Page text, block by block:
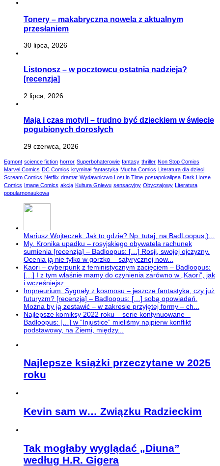
Tonery – makabryczna nowela z aktualnym
przesłaniem
30 lipca, 2026
Listonosz – w pocztowcu ostatnia nadzieja?
[recenzja]
2 lipca, 2026
Maja i czas motyli – trudno być dzieckiem w świecie
pogubionych dorosłych
29 czerwca, 2026
Egmont science fiction horror Superbohaterowie fantasy thriller Non Stop Comics
Marvel Comics DC Comics kryminał fantastyka Mucha Comics Literatura dla dzieci
Scream Comics Netflix dramat Wydawnictwo Lost in Time postapokalipsa Dark Horse
Comics Image Comics akcja Kultura Gniewu sensacyjny Obyczajowy Literatura
popularnonaukowa
Mariusz Wojteczek: Jak to gdzie? Np. tutaj, na BadLoopus;)...
My. Kronika upadku – rosyjskiego obywatela rachunek
sumienia [recenzja] – Badloopus: […] Rosji, swojej ojczyzny.
Ocenia ją nie tylko w gorzko – satyrycznej now...
Kaori – cyberpunk z feministycznym zacięciem – Badloopus:
[…] I z tym właśnie mamy do czynienia zarówno w „Kaori”, jak
i wcześniejsz...
Impneurium. Sygnały z kosmosu – jeszcze fantastyka, czy już
futuryzm? [recenzja] – Badloopus: […] sobą opowiadań.
Można by ją zestawić – w zakresie przyjętej formy – ch...
Najlepsze komiksy 2022 roku – serie kontynuowane –
Badloopus: […] w “Injustice” mieliśmy najpierw konflikt
podstawowy, na Ziemi, między...
Najlepsze książki przeczytane w 2025
roku
Kevin sam w… Związku Radzieckim
Tak mogłaby wyglądać „Diuna”
według H.R. Gigera